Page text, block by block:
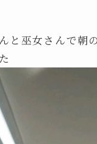
と巫女さんで朝